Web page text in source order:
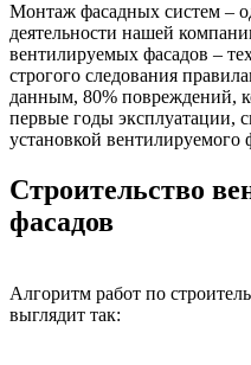
Монтаж фасадных систем –
деятельности нашей
вентилируемых фасадов –
строгого следования
данным, 80% повреждений,
первые годы эксплуатации,
установкой вентилируемого
Строительство
фасадов
Алгоритм работ по
выглядит так: